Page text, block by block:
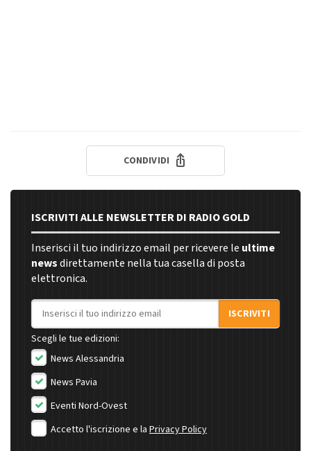
CONDIVIDI
ISCRIVITI ALLE NEWSLETTER DI RADIO GOLD
Inserisci il tuo indirizzo email per ricevere le ultime
newsdirettamente nella tua casella di posta
elettronica.
Indirizzo email
ISCRIVITI
Scegli le tue edizioni:
News Alessandria
News Pavia
Eventi Nord-Ovest
Accetto l'iscrizione e la Privacy Policy